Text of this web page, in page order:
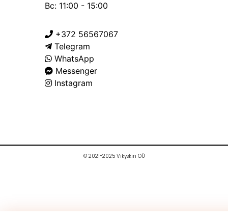
Вс: 11:00 - 15:00
+372 56567067
Telegram
WhatsApp
Messenger
Instagram
© 2021-2025 Vikyskin OÜ